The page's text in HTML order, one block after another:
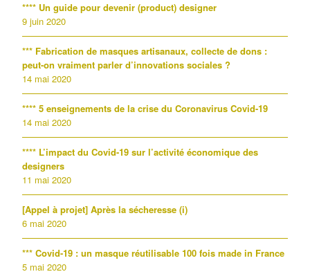
**** Un guide pour devenir (product) designer
9 juin 2020
*** Fabrication de masques artisanaux, collecte de dons :
peut-on vraiment parler d’innovations sociales ?
14 mai 2020
**** 5 enseignements de la crise du Coronavirus Covid-19
14 mai 2020
**** L’impact du Covid-19 sur l’activité économique des
designers
11 mai 2020
[Appel à projet] Après la sécheresse (i)
6 mai 2020
*** Covid-19 : un masque réutilisable 100 fois made in France
5 mai 2020